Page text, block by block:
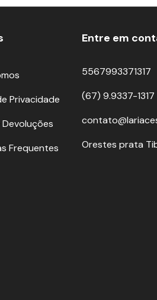
Privacidade
Frequentes
Entre em
5567993371317
(67) 9.9337-1317
Orestes prata